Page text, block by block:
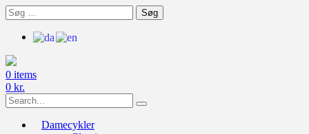
Skip
to
content
Søg
efter:
0 items
0 kr.
Search
for:
Damecykler